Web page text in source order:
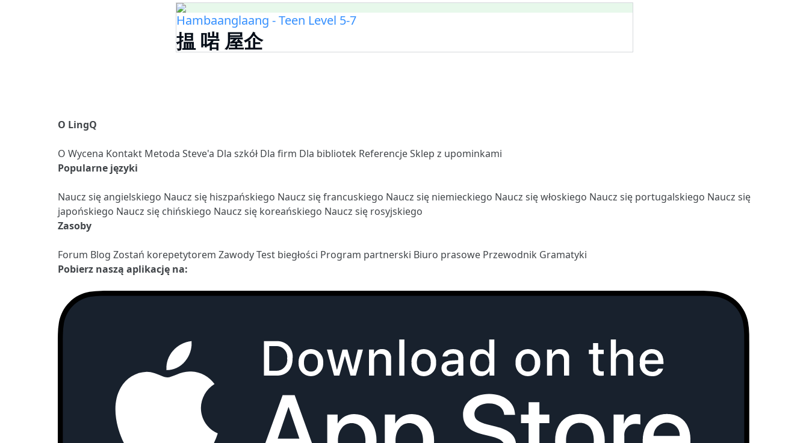
Hambaanglaang - Teen Level 5-7
揾 啱 屋企
O LingQ
O Wycena Kontakt Metoda Steve'a Dla szkół Dla firm Dla bibliotek ReferencjeSklep z upominkami
Popularne języki
Naucz się angielskiego Naucz się hiszpańskiego Naucz się francuskiego Naucz się niemieckiego Naucz się włoskiego Naucz się portugalskiego Naucz się
japońskiego Naucz się chińskiego Naucz się koreańskiego Naucz się rosyjskiego
Zasoby
Forum Blog Zostań korepetytorem ZawodyTest biegłości Program partnerski Biuro prasowe Przewodnik Gramatyki
Pobierz naszą aplikację na: